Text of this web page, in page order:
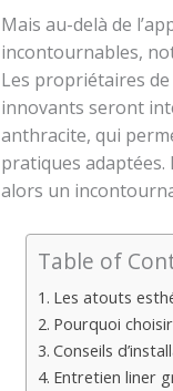
Mais au-delà de
incontournables,
Les propriétaires
innovants seront
anthracite, qui
pratiques
alors un
Table of
Les atouts
Pourquoi
Conseils
Entretien liner